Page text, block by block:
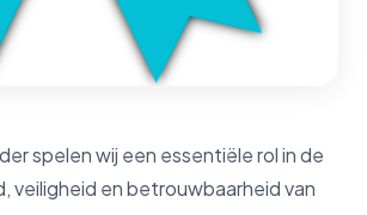
spelen wij een essentiële rol in de
veiligheid en betrouwbaarheid van